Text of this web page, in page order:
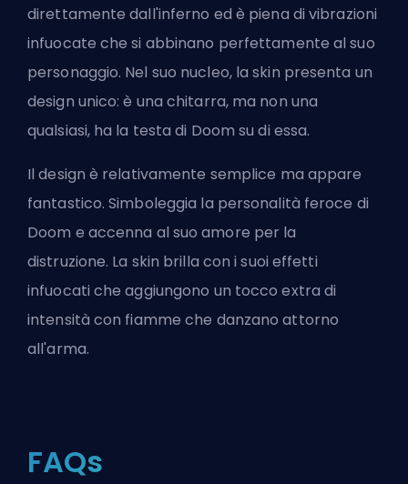
direttamente dall'inferno ed è piena di vibrazioni
infuocate che si abbinano perfettamente al suo
personaggio. Nel suo nucleo, la skin presenta un
design unico: è una chitarra, ma non una
qualsiasi, ha la testa di Doom su di essa.
Il design è relativamente semplice ma appare
fantastico. Simboleggia la personalità feroce di
Doom e accenna al suo amore per la
distruzione. La skin brilla con i suoi effetti
infuocati che aggiungono un tocco extra di
intensità con fiamme che danzano attorno
all'arma.
FAQs